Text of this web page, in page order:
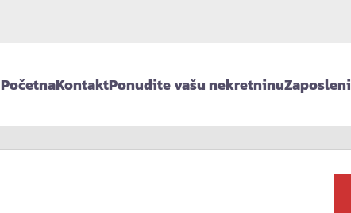
PočetnaKontaktPonudite vašu nekretninuZaposleni